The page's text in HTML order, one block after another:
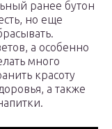
ранее бутон
но еще
а особенно
много
красоту
а также